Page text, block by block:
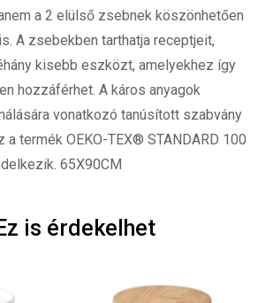
a 2 elülső zsebnek köszönhetően
A zsebekben tarthatja receptjeit,
kisebb eszközt, amelyekhez így
hozzáférhet. A káros anyagok
vonatkozó tanúsított szabvány
termék OEKO-TEX® STANDARD 100
65X90CM
is érdekelhet